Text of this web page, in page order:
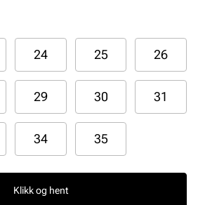
24 25 26
29 30 31
34 35
Klikk og hent